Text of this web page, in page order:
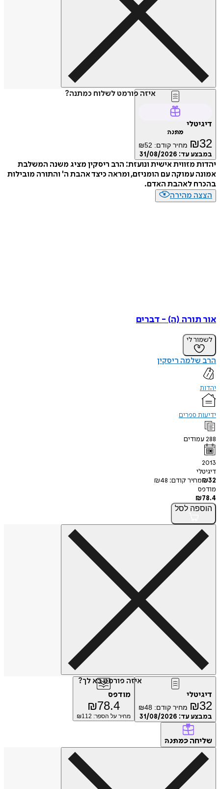
איזה פורמט לשלוח כמתנה?
דיגיטלי
מתנה
₪32 מחיר קודם: ₪52
במבצע עד: 31/08/2026
יהדות מזווית אישית ונועזת: הרב ריסקין מציג משנה המשלבת
אמונה עמוקה עם הומניזם, ומראה כיצד אהבת ה' והתורה מובילות
בהכרח לאהבת האדם.
הצצה מהירה
אור תורה (ה) - דברים
לשמור לי
הרב שלמה ריסקין
יהדות
ידיעות ספרים
288עמודים
2013
דיגיטלי
₪32 מחיר קודם: ₪48
מודפס
₪78.4
הוספה לסל
איזה פורמט בא לך?
דיגיטלי
₪32 מחיר קודם: ₪48
במבצע עד: 31/08/2026
מודפס
₪78.4
מחיר על הספר: ₪ 112
שליחה כמתנה